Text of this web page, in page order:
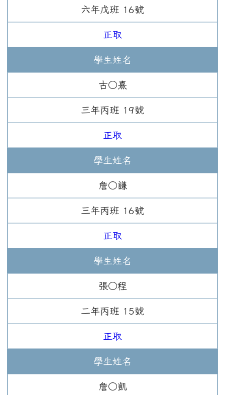
六年 戊班 16號
正取
學生姓名
古○熹
三年丙班 19號
正取
學生姓名
詹○謙
三年丙班 16號
正取
學生姓名
張○程
二年丙班 15號
正取
學生姓名
詹○凱